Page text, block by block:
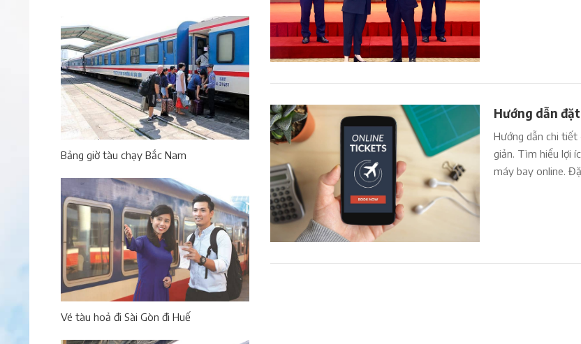
Bảng giờ tàu chạy Bắc Nam
Vé tàu hoả đi Sài Gòn đi Huế
Hướng dẫn
Hướng dẫn chi
giản. Tìm hiểu lợi
máy bay online.